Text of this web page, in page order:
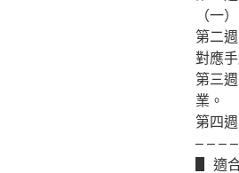
（一
第二
對應
第三
業。
第四
– – –
▋ 適